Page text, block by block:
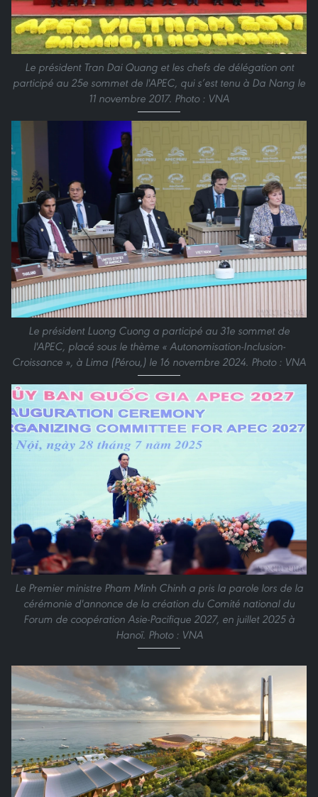
Le président Tran Dai Quang et les chefs de délégation ont
participé au 25e sommet de l'APEC, qui s’est tenu à Da Nang le
11 novembre 2017. Photo : VNA
Le président Luong Cuong a participé au 31e sommet de
l'APEC, placé sous le thème « Autonomisation-Inclusion-
Croissance », à Lima (Pérou,) le 16 novembre 2024. Photo : VNA
Le Premier ministre Pham Minh Chinh a pris la parole lors de la
cérémonie d'annonce de la création du Comité national du
Forum de coopération Asie-Pacifique 2027, en juillet 2025 à
Hanoï. Photo : VNA